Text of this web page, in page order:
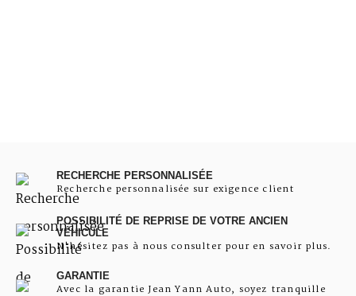
RECHERCHE PERSONNALISÉE
Recherche personnalisée sur exigence client
POSSIBILITÉ DE REPRISE DE VOTRE ANCIEN
VÉHICULE
N'hésitez pas à nous consulter pour en savoir plus.
GARANTIE
Avec la garantie Jean Yann Auto, soyez tranquille